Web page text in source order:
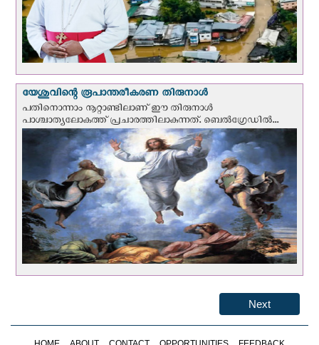
യേശുവിന്റെ രൂപാന്തരീകരണ തിരുനാള്‍
പതിനൊന്നാം നൂറ്റാണ്ടിലാണ് ഈ തിരുനാള്‍
പാശ്ചാത്യലോകത്ത് പ്രചാരത്തിലാകുന്നത്. ബെല്‍ഗ്രേഡില്‍...
Next